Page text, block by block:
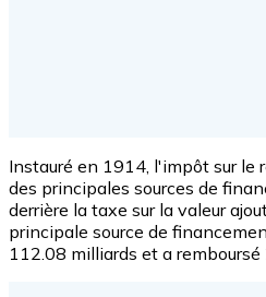
Instauré en 1914, l'impôt sur le
des principales sources de
derrière la taxe sur la valeur
principale source de
112.08 milliards et a